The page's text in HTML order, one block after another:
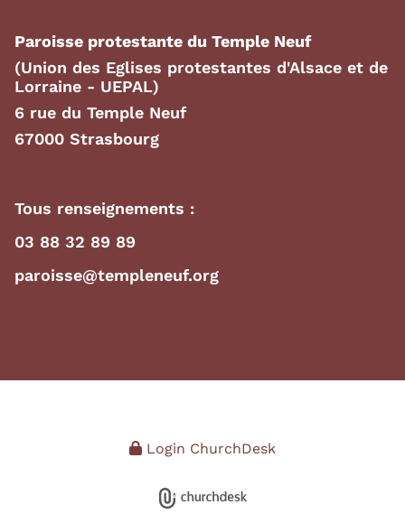
Paroisse protestante du Temple Neuf
(Union des Eglises protestantes d'Alsace et de
Lorraine - UEPAL)
6 rue du Temple Neuf
67000 Strasbourg
Tous renseignements :
03 88 32 89 89
paroisse@templeneuf.org
Login ChurchDesk